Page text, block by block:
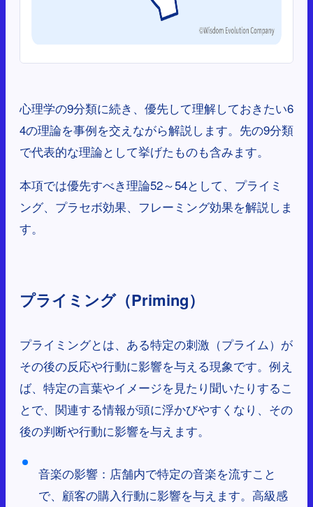
心理学の9分類に続き、優先して理解しておきたい6
4の理論を事例を交えながら解説します。先の9分類
で代表的な理論として挙げたものも含みます。
本項では優先すべき理論52～54として、プライミ
ング、プラセボ効果、フレーミング効果を解説しま
す。
プライミング（Priming）
プライミングとは、ある特定の刺激（プライム）が
その後の反応や行動に影響を与える現象です。例え
ば、特定の言葉やイメージを見たり聞いたりするこ
とで、関連する情報が頭に浮かびやすくなり、その
後の判断や行動に影響を与えます。
音楽の影響：店舗内で特定の音楽を流すこと
で、顧客の購入行動に影響を与えます。高級感